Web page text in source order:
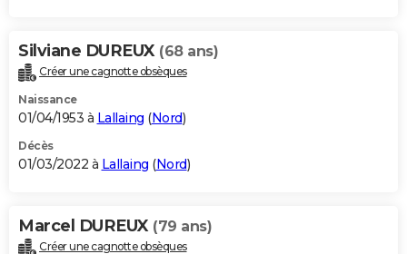
Silviane DUREUX (68 ans)
Créer une cagnotte obsèques
Naissance
01/04/1953 à Lallaing (Nord)
Décès
01/03/2022 à Lallaing (Nord)
Marcel DUREUX (79 ans)
Créer une cagnotte obsèques